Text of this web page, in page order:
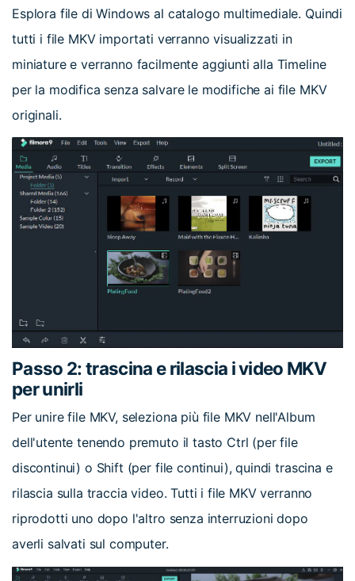
Esplora file di Windows al catalogo multimediale. Quindi
tutti i file MKV importati verranno visualizzati in
miniature e verranno facilmente aggiunti alla Timeline
per la modifica senza salvare le modifiche ai file MKV
originali.
Passo 2: trascina e rilascia i video MKV
per unirli
Per unire file MKV, seleziona più file MKV nell'Album
dell'utente tenendo premuto il tasto Ctrl (per file
discontinui) o Shift (per file continui), quindi trascina e
rilascia sulla traccia video. Tutti i file MKV verranno
riprodotti uno dopo l'altro senza interruzioni dopo
averli salvati sul computer.